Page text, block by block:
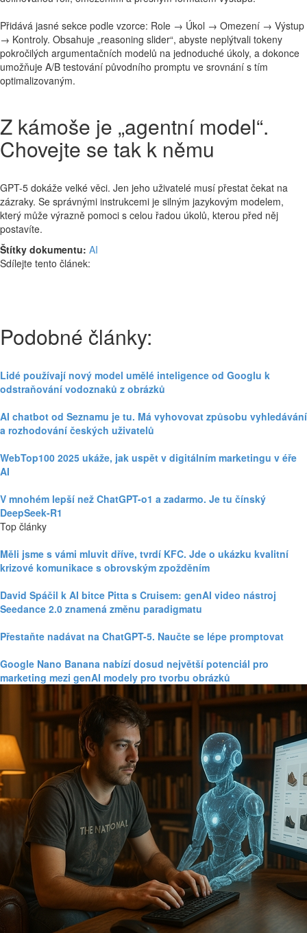
Přidává jasné sekce podle vzorce: Role → Úkol → Omezení → Výstup
→ Kontroly. Obsahuje „reasoning slider“, abyste neplýtvali tokeny
pokročilých argumentačních modelů na jednoduché úkoly, a dokonce
umožňuje A/B testování původního promptu ve srovnání s tím
optimalizovaným.
Z kámoše je „agentní model“.
Chovejte se tak k němu
GPT-5 dokáže velké věci. Jen jeho uživatelé musí přestat čekat na
zázraky. Se správnými instrukcemi je silným jazykovým modelem,
který může výrazně pomoci s celou řadou úkolů, kterou před něj
postavíte.
Štítky dokumentu: AI
Sdílejte tento článek:
Podobné články:
Lidé používají nový model umělé inteligence od Googlu k
odstraňování vodoznaků z obrázků
AI chatbot od Seznamu je tu. Má vyhovovat způsobu vyhledávání
a rozhodování českých uživatelů
WebTop100 2025 ukáže, jak uspět v digitálním marketingu v éře
AI
V mnohém lepší než ChatGPT-o1 a zadarmo. Je tu čínský
DeepSeek-R1
Top články
Měli jsme s vámi mluvit dříve, tvrdí KFC. Jde o ukázku kvalitní
krizové komunikace s obrovským zpožděním
David Spáčil k AI bitce Pitta s Cruisem: genAI video nástroj
Seedance 2.0 znamená změnu paradigmatu
Přestaňte nadávat na ChatGPT-5. Naučte se lépe promptovat
Google Nano Banana nabízí dosud největší potenciál pro
marketing mezi genAI modely pro tvorbu obrázků